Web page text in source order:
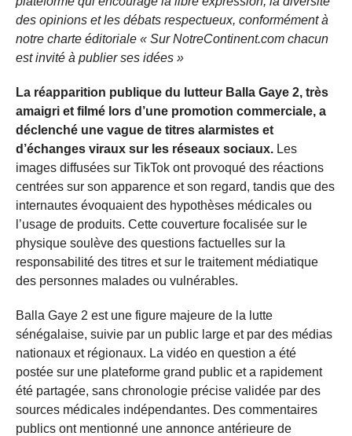
des opinions et les débats respectueux, conformément à
notre charte éditoriale « Sur NotreContinent.com chacun
est invité à publier ses idées »
La réapparition publique du lutteur Balla Gaye 2, très
amaigri et filmé lors d’une promotion commerciale, a
déclenché une vague de titres alarmistes et
d’échanges viraux sur les réseaux sociaux. Les
images diffusées sur TikTok ont provoqué des réactions
centrées sur son apparence et son regard, tandis que des
internautes évoquaient des hypothèses médicales ou
l’usage de produits. Cette couverture focalisée sur le
physique soulève des questions factuelles sur la
responsabilité des titres et sur le traitement médiatique
des personnes malades ou vulnérables.
Balla Gaye 2 est une figure majeure de la lutte
sénégalaise, suivie par un public large et par des médias
nationaux et régionaux. La vidéo en question a été
postée sur une plateforme grand public et a rapidement
été partagée, sans chronologie précise validée par des
sources médicales indépendantes. Des commentaires
publics ont mentionné une annonce antérieure de